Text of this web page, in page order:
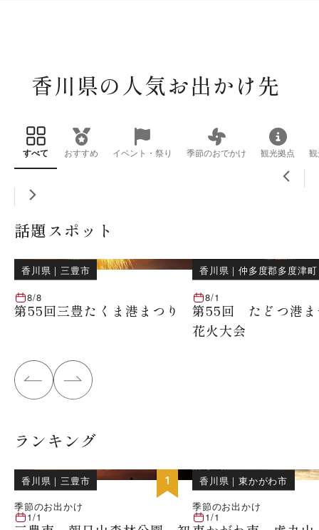
香川県の人気お出かけ先
すべて おすすめ イベント・祭り 季節のおでかけ 観光拠点
話題スポット
香川県 ｜ 三豊市
8/8
第55回三豊たくま港まつり
香川県 ｜仲多度郡多度津町
8/1
第55回 たどつ港
花火大会
ランキング
1 位
香川県 ｜ 三豊市
季節のお出かけ
1/1
香川県 ｜東かがわ市
季節のお出かけ
1/1